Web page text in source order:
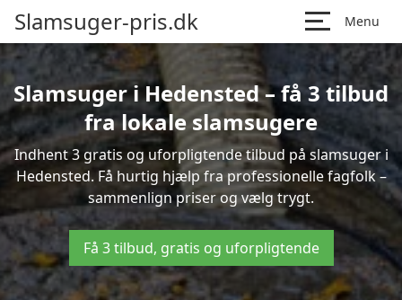
Slamsuger-pris.dk Menu
Slamsuger i Hedensted – få 3 tilbud
fra lokale slamsugere
Indhent 3 gratis og uforpligtende tilbud på slamsuger i
Hedensted. Få hurtig hjælp fra professionelle fagfolk –
sammenlign priser og vælg trygt.
Få 3 tilbud, gratis og uforpligtende